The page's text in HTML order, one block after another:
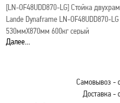
[LN-OF48UDD870-LG]Стойка
Lande Dynaframe LN-OF48UDD870-
530ммX870мм 600кг серый
Далее...
Самовывоз -
Доставка -